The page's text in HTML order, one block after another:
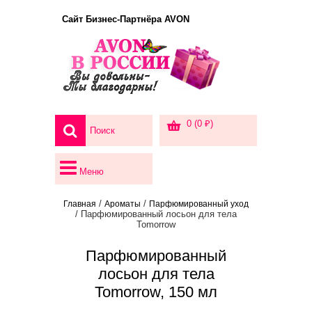
Сайт Бизнес-Партнёра AVON
0 (0 ₽)
Меню
Главная / Ароматы / Парфюмированный уход
/ Парфюмированный лосьон для тела
Tomorrow
Парфюмированный
лосьон для тела
Tomorrow, 150 мл